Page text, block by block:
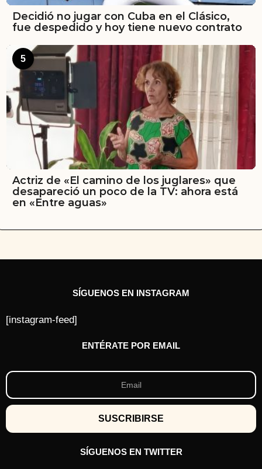
Decidió no jugar con Cuba en el Clásico,
fue despedido y hoy tiene nuevo contrato
5
Actriz de «El camino de los juglares» que
desapareció un poco de la TV: ahora está
en «Entre aguas»
SÍGUENOS EN INSTAGRAM
[instagram-feed]
ENTÉRATE POR EMAIL
SÍGUENOS EN TWITTER